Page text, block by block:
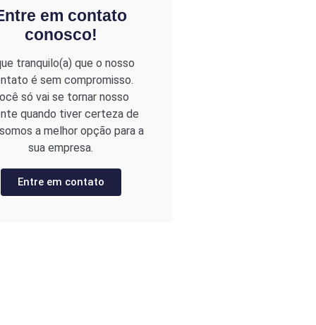
em contato
conosco!
tranquilo(a) que o nosso
é sem compromisso.
só vai se tornar nosso
quando tiver certeza de
a melhor opção para a
sua empresa.
Entre em contato